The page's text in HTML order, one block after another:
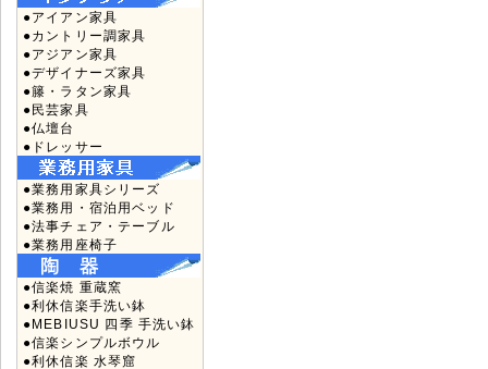
●アイアン家具
●カントリー調家具
●アジアン家具
●デザイナーズ家具
●籐・ラタン家具
●民芸家具
●仏壇台
●ドレッサー
●業務用家具シリーズ
●業務用・宿泊用ベッド
●法事チェア・テーブル
●業務用座椅子
●信楽焼 重蔵窯
●利休信楽手洗い鉢
●MEBIUSU 四季 手洗い鉢
●信楽シンプルボウル
●利休信楽 水琴窟